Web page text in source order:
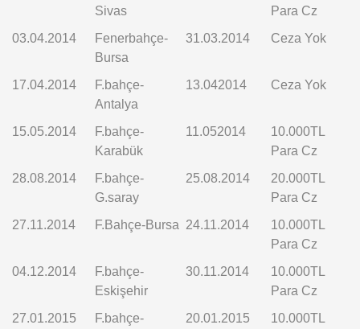
Sivas
Para Cz
03.04.2014
Fenerbahçe-
Bursa
31.03.2014 Ceza Yok
17.04.2014
F.bahçe-
Antalya
13.042014 Ceza Yok
15.05.2014
F.bahçe-
Karabük
11.052014
10.000TL
Para Cz
28.08.2014
F.bahçe-
G.saray
25.08.2014
20.000TL
Para Cz
27.11.2014
F.Bahçe-Bursa 24.11.2014
10.000TL
Para Cz
04.12.2014
F.bahçe-
Eskişehir
30.11.2014
10.000TL
Para Cz
27.01.2015
F.bahçe-
20.01.2015
10.000TL